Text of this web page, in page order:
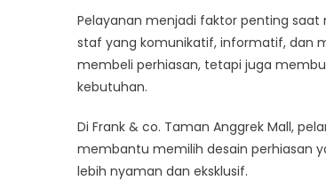
Pelayanan menjadi faktor penting saat
staf yang komunikatif, informatif, dan
membeli perhiasan, tetapi juga
kebutuhan.
Di Frank & co. Taman Anggrek Mall,
membantu memilih desain perhiasan
lebih nyaman dan eksklusif.